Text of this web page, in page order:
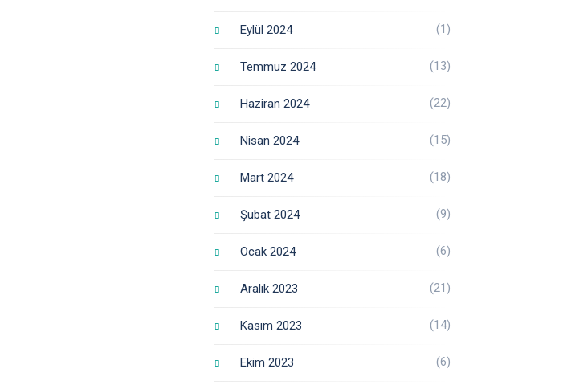
Eylül 2024 (1)
Temmuz 2024 (13)
Haziran 2024 (22)
Nisan 2024 (15)
Mart 2024 (18)
Şubat 2024 (9)
Ocak 2024 (6)
Aralık 2023 (21)
Kasım 2023 (14)
Ekim 2023 (6)